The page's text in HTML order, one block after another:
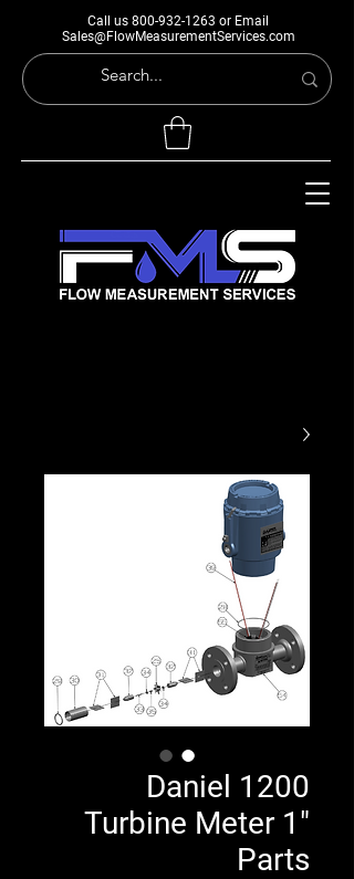
Call us 800-932-1263 or Email
Sales@FlowMeasurementServices.com
Daniel 1200
Turbine Meter 1"
Parts